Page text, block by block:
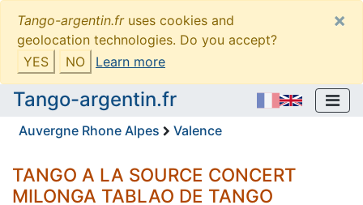
Tango-argentin.fruses cookies and
geolocation technologies. Do you accept?
YES
NO Learn more
×
Tango-argentin.fr
Auvergne Rhone Alpes Valence
TANGO A LA SOURCE CONCERT
MILONGA TABLAO DE TANGO